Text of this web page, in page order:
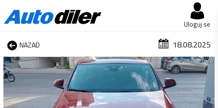
Uloguj se
NAZAD 18.08.2025
1 od 6